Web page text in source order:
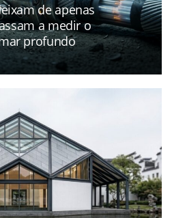
de apenas
a medir o
profundo